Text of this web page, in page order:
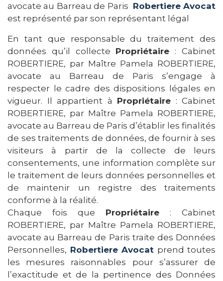
avocate au Barreau de Paris Robertiere Avocat
est représenté par son représentant légal
En tant que responsable du traitement des
données qu’il collecte Propriétaire : Cabinet
ROBERTIERE, par Maître Pamela ROBERTIERE,
avocate au Barreau de Paris s’engage à
respecter le cadre des dispositions légales en
vigueur. Il appartient à Propriétaire : Cabinet
ROBERTIERE, par Maître Pamela ROBERTIERE,
avocate au Barreau de Paris d’établir les finalités
de ses traitements de données, de fournir à ses
visiteurs à partir de la collecte de leurs
consentements, une information complète sur
le traitement de leurs données personnelles et
de maintenir un registre des traitements
conforme à la réalité.
Chaque fois que Propriétaire : Cabinet
ROBERTIERE, par Maître Pamela ROBERTIERE,
avocate au Barreau de Paris traite des Données
Personnelles, Robertiere Avocat prend toutes
les mesures raisonnables pour s’assurer de
l’exactitude et de la pertinence des Données